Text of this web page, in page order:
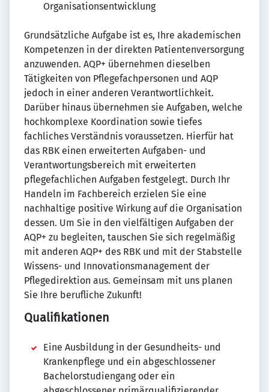
Organisationsentwicklung
Grundsätzliche Aufgabe ist es, Ihre akademischen
Kompetenzen in der direkten Patientenversorgung
anzuwenden. AQP+ übernehmen dieselben
Tätigkeiten von Pflegefachpersonen und AQP
jedoch in einer anderen Verantwortlichkeit.
Darüber hinaus übernehmen sie Aufgaben, welche
hochkomplexe Koordination sowie tiefes
fachliches Verständnis voraussetzen. Hierfür hat
das RBK einen erweiterten Aufgaben- und
Verantwortungsbereich mit erweiterten
pflegefachlichen Aufgaben festgelegt. Durch Ihr
Handeln im Fachbereich erzielen Sie eine
nachhaltige positive Wirkung auf die Organisation
dessen. Um Sie in den vielfältigen Aufgaben der
AQP+ zu begleiten, tauschen Sie sich regelmäßig
mit anderen AQP+ des RBK und mit der Stabstelle
Wissens- und Innovationsmanagement der
Pflegedirektion aus. Gemeinsam mit uns planen
Sie Ihre berufliche Zukunft!
Qualifikationen
Eine Ausbildung in der Gesundheits- und
Krankenpflege und ein abgeschlossener
Bachelorstudiengang oder ein